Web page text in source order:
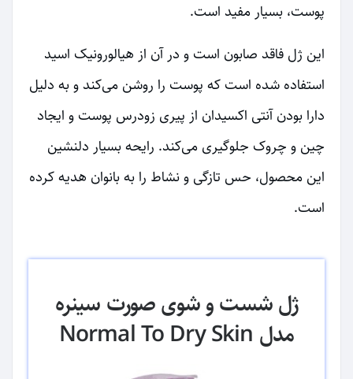
پوست، بسیار مفید است.
این ژل فاقد صابون است و در آن از هیالورونیک اسید
استفاده شده است که پوست را روشن می‌کند و به دلیل
دارا بودن آنتی اکسیدان از پیری زودرس پوست و ایجاد
چین و چروک جلوگیری می‌کند. رایحه بسیار دلنشین
این محصول، حس تازگی و نشاط را به بانوان هدیه کرده
است.
ژل شست و شوی صورت سینره
مدل Normal To Dry Skin